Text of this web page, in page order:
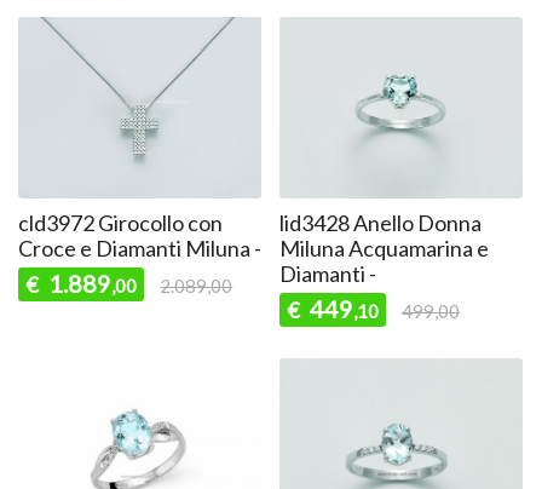
cld3972 Girocollo con
Croce e Diamanti Miluna -
€ 1.889,00 2.089,00
lid3428 Anello Donna
Miluna Acquamarina e
Diamanti -
€ 449,10 499,00